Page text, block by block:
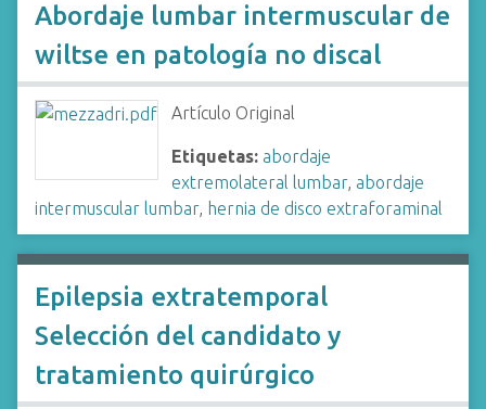
Abordaje lumbar intermuscular de
wiltse en patología no discal
Artículo Original
Etiquetas: abordaje
extremolateral lumbar, abordaje
intermuscular lumbar, hernia de disco extraforaminal
Epilepsia extratemporal
Selección del candidato y
tratamiento quirúrgico